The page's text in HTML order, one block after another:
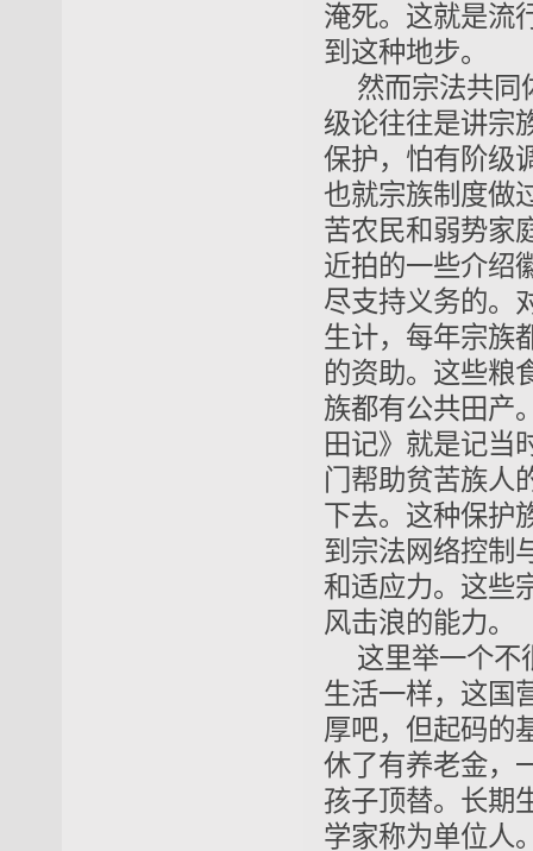
淹死。这就是流
到这种地步。
然而宗法共同
级论往往是讲宗
保护，怕有阶级
也就宗族制度做
苦农民和弱势家
近拍的一些介绍
尽支持义务的。
生计，每年宗族
的资助。这些粮
族都有公共田产
田记》就是记当
门帮助贫苦族人
下去。这种保护
到宗法网络控制
和适应力。这些
风击浪的能力。
这里举一个不
生活一样，这国
厚吧，但起码的
休了有养老金，
孩子顶替。长期
学家称为单位人